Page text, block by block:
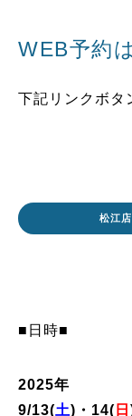
WEB予約
下記リンクボタ
松江
■日時■
2025年
9/13(土)・14( 日